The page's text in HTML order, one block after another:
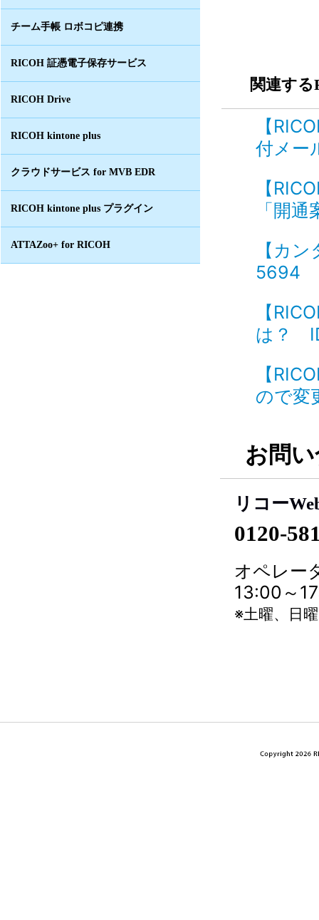
チーム手帳 ロボコピ連携
RICOH 証憑電子保存サービス
RICOH Drive
RICOH kintone plus
クラウドサービス for MVB EDR
RICOH kintone plus プラグイン
ATTAZoo+ for RICOH
関連する
【
付メ
【
「開
【カ
5694
【
は？
【
ので
お問
リコー
0120-
オペレー
13:00～
※土曜、日